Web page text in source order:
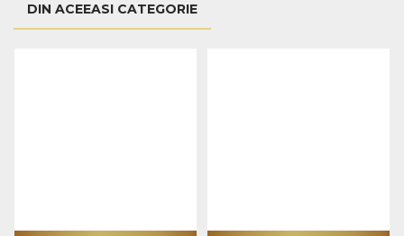
DIN ACEEASI CATEGORIE